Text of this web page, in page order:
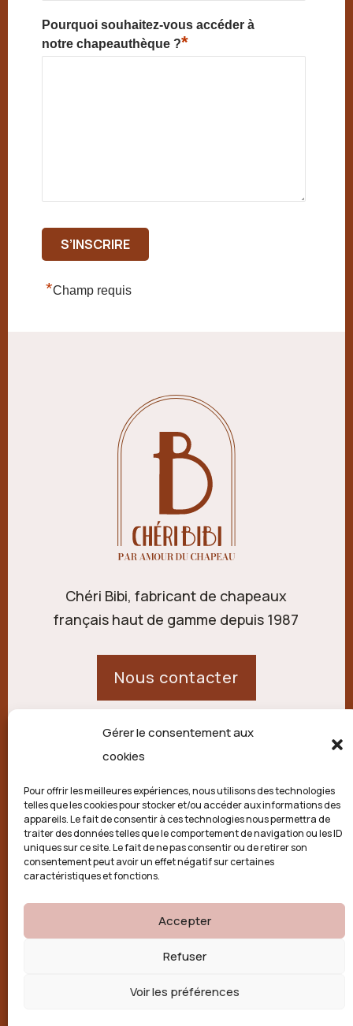
Gérer le consentement aux
cookies
Pour offrir les meilleures expériences, nous utilisons des technologies
telles que les cookies pour stocker et/ou accéder aux informations des
appareils. Le fait de consentir à ces technologies nous permettra de
traiter des données telles que le comportement de navigation ou les ID
uniques sur ce site. Le fait de ne pas consentir ou de retirer son
consentement peut avoir un effet négatif sur certaines
caractéristiques et fonctions.
Accepter
Refuser
Voir les préférences
Pourquoi souhaitez-vous accéder à
notre chapeauthèque ?*
*Champ requis
Chéri Bibi, fabricant de chapeaux
français haut de gamme depuis 1987
Nous contacter
21 route de Palisse,
Politique de confidentialité
Conditions générales